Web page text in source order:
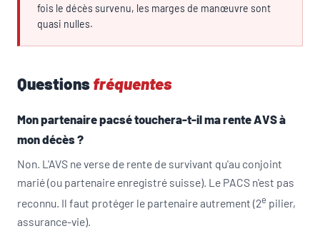
fois le décès survenu, les marges de manœuvre sont
quasi nulles.
Questionsfréquentes
Mon partenaire pacsé touchera-t-il ma rente AVS à
mon décès ?
Non. L'AVS ne verse de rente de survivant qu'au conjoint
marié (ou partenaire enregistré suisse). Le PACS n'est pas
reconnu. Il faut protéger le partenaire autrement (2e pilier,
assurance-vie).